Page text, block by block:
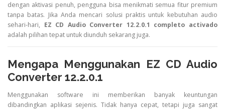
dengan aktivasi penuh, pengguna bisa menikmati semua fitur premium
tanpa batas. Jika Anda mencari solusi praktis untuk kebutuhan audio
sehari-hari, EZ CD Audio Converter 12.2.0.1 completo activado
adalah pilihan tepat untuk diunduh sekarang juga.
Mengapa Menggunakan EZ CD Audio
Converter 12.2.0.1
Menggunakan software ini memberikan banyak keuntungan
dibandingkan aplikasi sejenis. Tidak hanya cepat, tetapi juga sangat